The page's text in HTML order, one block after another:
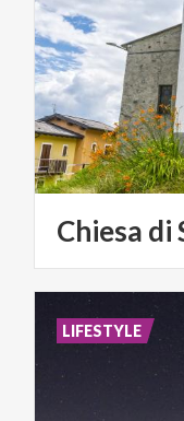
Chiesa di
LIFESTYLE